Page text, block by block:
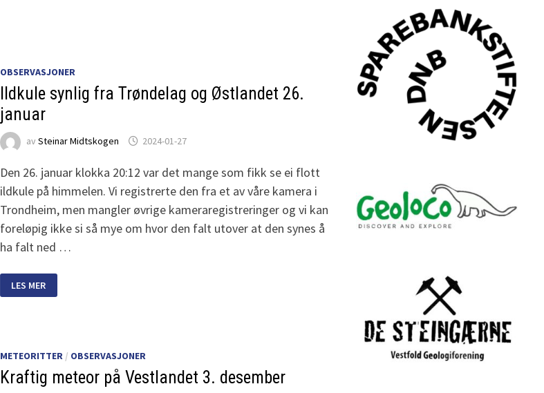
OBSERVASJONER
Ildkule synlig fra Trøndelag og Østlandet 26.
januar
av Steinar Midtskogen 2024-01-27
Den 26. januar klokka 20:12 var det mange som fikk se ei flott
ildkule på himmelen. Vi registrerte den fra et av våre kamera i
Trondheim, men mangler øvrige kameraregistreringer og vi kan
foreløpig ikke si så mye om hvor den falt utover at den synes å
ha falt ned …
SYNLIG
FRA
LES MER
METEORITTER/ OBSERVASJONER
Kraftig meteor på Vestlandet 3. desember